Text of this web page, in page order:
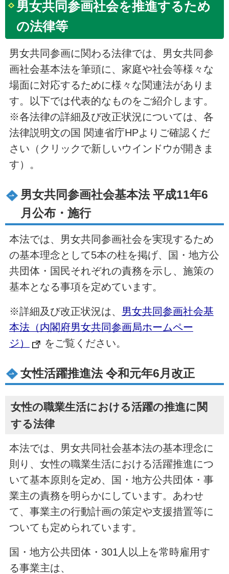
男女共同参画社会を推進するため
の法律等
男女共同参画に関わる法律では、男女共同参
画社会基本法を筆頭に、家庭や社会等様々な
場面に対応するために様々な関連法がありま
す。以下では代表的なものをご紹介します。
※各法律の詳細及び改正状況については、各
法律説明文の国 関連省庁HPよりご確認くだ
さい（クリックで新しいウインドウが開きま
す）。
男女共同参画社会基本法 平成11年6
月公布・施行
本法では、男女共同参画社会を実現するため
の基本理念として5本の柱を掲げ、国・地方公
共団体・国民それぞれの責務を示し、施策の
基本となる事項を定めています。
※詳細及び改正状況は、 男女共同参画社会基
本法（内閣府男女共同参画局ホームペー
ジ）
をご覧ください。
女性活躍推進法 令和元年6月改正
女性の職業生活における活躍の推進に関
する法律
本法では、男女共同社会基本法の基本理念に
則り、女性の職業生活における活躍推進につ
いて基本原則を定め、国・地方公共団体・事
業主の責務を明らかにしています。あわせ
て、事業主の行動計画の策定や支援措置等に
ついても定められています。
国・地方公共団体・301人以上を常時雇用す
る事業主は、